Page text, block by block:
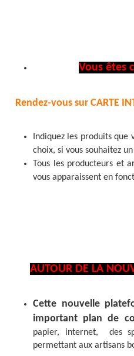
Vous êtes
Rendez-vous sur CARTE
Indiquez les produits que
choix, si vous souhaitez
Tous les producteurs et
vous apparaissent en
AUTOUR DE LA
Cette nouvelle
important plan de
papier, internet, des
permettant aux artisans